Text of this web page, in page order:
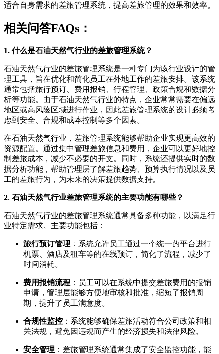
适合自身需求的差旅管理系统，提高差旅管理的效果和效率。
相关问答FAQs：
1. 什么是石油天然气行业的差旅管理系统？
石油天然气行业的差旅管理系统是一种专门为该行业设计的管
理工具，旨在优化和简化员工在外地工作的差旅安排。该系统
通常包括旅行预订、费用报销、行程管理、政策合规和数据分
析等功能。由于石油天然气行业的特点，企业常常需要在偏远
地区或高风险区域进行作业，因此差旅管理系统的设计必须考
虑到安全、合规和成本控制等多个因素。
在石油天然气行业，差旅管理系统能够帮助企业实现更高效的
资源配置。通过集中管理差旅信息和费用，企业可以更好地控
制差旅成本，减少不必要的开支。同时，系统还提供实时的数
据分析功能，帮助管理层了解差旅趋势、预算执行情况以及员
工的差旅行为，为未来的决策提供数据支持。
2. 石油天然气行业差旅管理系统的主要功能有哪些？
石油天然气行业的差旅管理系统通常具备多种功能，以满足行
业特定需求。主要功能包括：
旅行预订管理 ：系统允许员工通过一个统一的平台进行
机票、酒店及租车等的在线预订，简化了流程，减少了
时间消耗。
费用报销流程 ：员工可以在系统中提交差旅费用的报销
申请，管理层能够方便地审核和批准，缩短了报销周
期，提升了员工满意度。
合规性监控 ：系统能够确保差旅活动符合公司政策和相
关法规，避免因违规而产生的经济损失和法律风险。
安全管理 ：差旅管理系统通常集成了安全监控功能，能